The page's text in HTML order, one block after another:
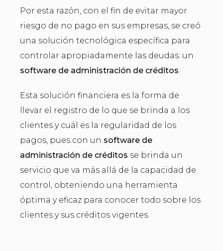
Por esta razón, con el fin de evitar mayor
riesgo de no pago en sus empresas, se creó
una solución tecnológica específica para
controlar apropiadamente las deudas: un
software de administración de créditos.
Esta solución financiera es la forma de
llevar el registro de lo que se brinda a los
clientes y cuál es la regularidad de los
pagos, pues con un software de
administración de créditos se brinda un
servicio que va más allá de la capacidad de
control, obteniendo una herramienta
óptima y eficaz para conocer todo sobre los
clientes y sus créditos vigentes.